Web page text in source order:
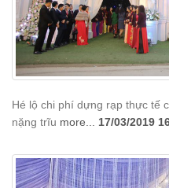
Hé lộ chi phí dựng rạp thực tế
nặng trĩu more... 17/03/2019